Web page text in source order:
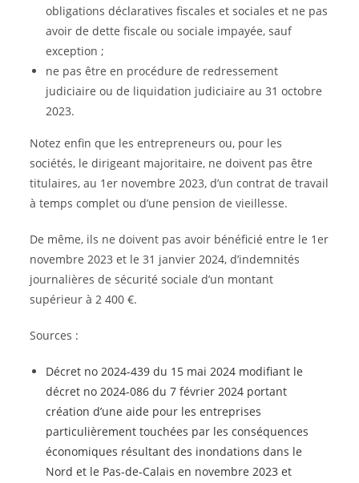
obligations déclaratives fiscales et sociales et ne pas
avoir de dette fiscale ou sociale impayée, sauf
exception ;
ne pas être en procédure de redressement
judiciaire ou de liquidation judiciaire au 31 octobre
2023.
Notez enfin que les entrepreneurs ou, pour les
sociétés, le dirigeant majoritaire, ne doivent pas être
titulaires, au 1er novembre 2023, d’un contrat de travail
à temps complet ou d’une pension de vieillesse.
De même, ils ne doivent pas avoir bénéficié entre le 1er
novembre 2023 et le 31 janvier 2024, d’indemnités
journalières de sécurité sociale d’un montant
supérieur à 2 400 €.
Sources :
Décret no 2024-439 du 15 mai 2024 modifiant le
décret no 2024-086 du 7 février 2024 portant
création d’une aide pour les entreprises
particulièrement touchées par les conséquences
économiques résultant des inondations dans le
Nord et le Pas-de-Calais en novembre 2023 et